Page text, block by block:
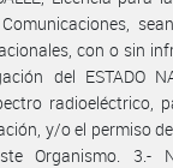
con o sin
del ESTADO
radioeléctrico,
y/o el permiso
Organismo. 3.-